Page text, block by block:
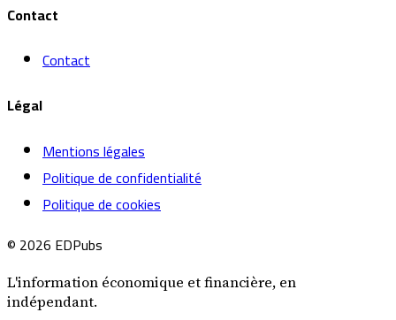
Contact
Contact
Légal
Mentions légales
Politique de confidentialité
Politique de cookies
© 2026 EDPubs
L'information économique et financière, en
indépendant.